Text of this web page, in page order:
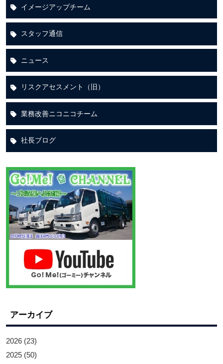
イメージアップチーム
スタッフ通信
ニュース
リスクアセスメント（旧）
業務改善ニコニコチーム
社長ブログ
アーカイブ
2026 (23)
2025 (50)